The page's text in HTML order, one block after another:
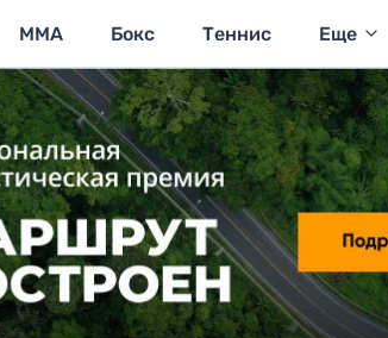
MMA Бокс Теннис Еще